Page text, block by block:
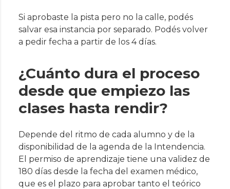
Si aprobaste la pista pero no la calle, podés
salvar esa instancia por separado. Podés volver
a pedir fecha a partir de los 4 días.
¿Cuánto dura el proceso
desde que empiezo las
clases hasta rendir?
Depende del ritmo de cada alumno y de la
disponibilidad de la agenda de la Intendencia.
El permiso de aprendizaje tiene una validez de
180 días desde la fecha del examen médico,
que es el plazo para aprobar tanto el teórico